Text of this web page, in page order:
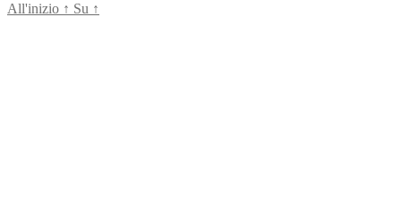
All'inizio ↑ Su ↑